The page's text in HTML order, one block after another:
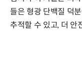
들은 형광 단백질 덕
추적할 수 있고, 더 안